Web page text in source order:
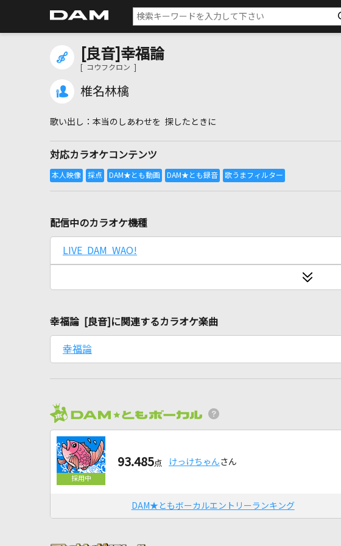
[良音]幸福論
[ コウフクロン ]
椎名林檎
本当のしあわせを 探したときに
対応カラオケコンテンツ
配信中のカラオケ機種
LIVE DAM WAO!
幸福論 [良音]に関連するカラオケ楽曲
幸福論
93.485点 けっけちゃん さん
DAM★ともボーカルエントリーランキング